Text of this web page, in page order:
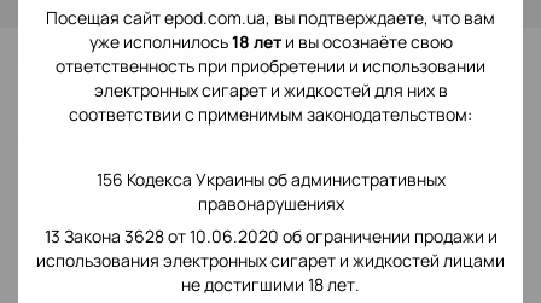
Посещая сайт epod.com.ua, вы подтверждаете, что вам
уже исполнилось18 лети вы осознаёте свою
ответственность при приобретении и использовании
электронных сигарет и жидкостей для них в
соответствии с применимым законодательством:
156 Кодекса Украины об административных
правонарушениях
13 Закона 3628 от 10.06.2020 об ограничении продажи и
использования электронных сигарет и жидкостей лицами
не достигшими 18 лет.
В избранное